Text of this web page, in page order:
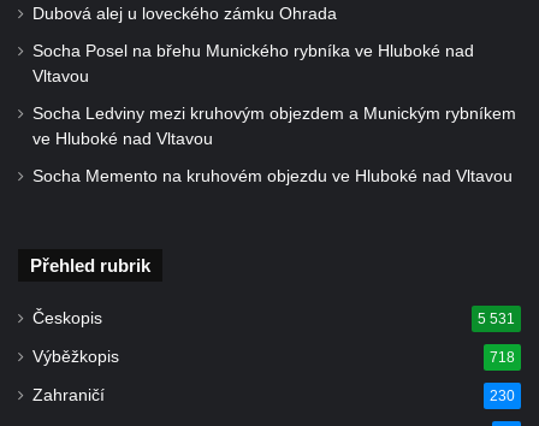
v Dubé
Pomník obětem 2. světové války v Dubé
Pomník obětem Rumburské vzpoury u
hřbitova v Rumburku
ve Velkém Šenově
Šenově
Velkém Šenově
Hrob Ondreje Gurina na hřbitově ve Velkém
Šenově
Dubová alej u loveckého zámku Ohrada
Socha Posel na břehu Munického rybníka ve Hluboké nad
Vltavou
Socha Ledviny mezi kruhovým objezdem a Munickým rybníkem
ve Hluboké nad Vltavou
Socha Memento na kruhovém objezdu ve Hluboké nad Vltavou
Přehled rubrik
Českopis 5 531
Výběžkopis 718
Zahraničí 230